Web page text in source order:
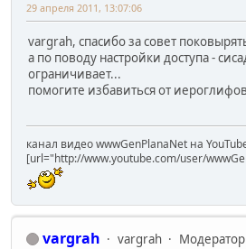
29 апреля 2011, 13:07:06
vargrah, спасибо за совет
а по поводу настройки доступа -
ограничивает...
помогите избавиться от
канал видео wwwGenPlanaNet на
[url="http://www.youtube.com/user/
vargrah vargrah
Модератор